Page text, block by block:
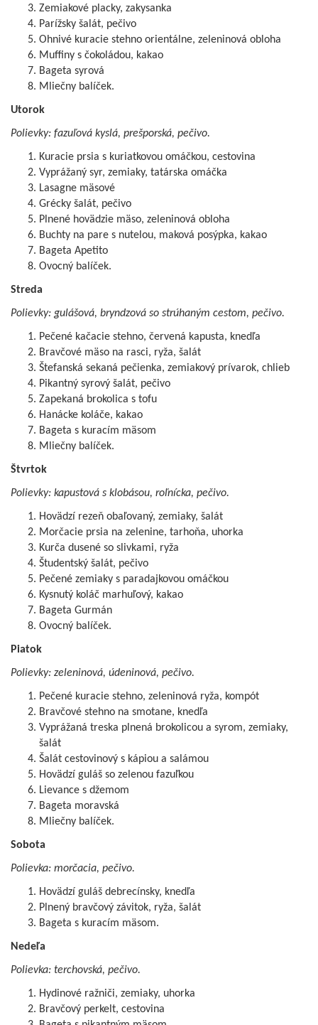
Zemiakové placky, zakysanka
Parížsky šalát, pečivo
Ohnivé kuracie stehno orientálne, zeleninová obloha
Muffiny s čokoládou, kakao
Bageta syrová
Mliečny balíček.
Utorok
Polievky: fazuľová kyslá, prešporská, pečivo.
Kuracie prsia s kuriatkovou omáčkou, cestovina
Vyprážaný syr, zemiaky, tatárska omáčka
Lasagne mäsové
Grécky šalát, pečivo
Plnené hovädzie mäso, zeleninová obloha
Buchty na pare s nutelou, maková posýpka, kakao
Bageta Apetito
Ovocný balíček.
Streda
Polievky: gulášová, bryndzová so strúhaným cestom, pečivo.
Pečené kačacie stehno, červená kapusta, knedľa
Bravčové mäso na rasci, ryža, šalát
Štefanská sekaná pečienka, zemiakový prívarok, chlieb
Pikantný syrový šalát, pečivo
Zapekaná brokolica s tofu
Hanácke koláče, kakao
Bageta s kuracím mäsom
Mliečny balíček.
Štvrtok
Polievky: kapustová s klobásou, roľnícka, pečivo.
Hovädzí rezeň obaľovaný, zemiaky, šalát
Morčacie prsia na zelenine, tarhoňa, uhorka
Kurča dusené so slivkami, ryža
Študentský šalát, pečivo
Pečené zemiaky s paradajkovou omáčkou
Kysnutý koláč marhuľový, kakao
Bageta Gurmán
Ovocný balíček.
Piatok
Polievky: zeleninová, údeninová, pečivo.
Pečené kuracie stehno, zeleninová ryža, kompót
Bravčové stehno na smotane, knedľa
Vyprážaná treska plnená brokolicou a syrom, zemiaky,
šalát
Šalát cestovinový s kápiou a salámou
Hovädzí guláš so zelenou fazuľkou
Lievance s džemom
Bageta moravská
Mliečny balíček.
Sobota
Polievka: morčacia, pečivo.
Hovädzí guláš debrecínsky, knedľa
Plnený bravčový závitok, ryža, šalát
Bageta s kuracím mäsom.
Nedeľa
Polievka: terchovská, pečivo.
Hydinové ražniči, zemiaky, uhorka
Bravčový perkelt, cestovina